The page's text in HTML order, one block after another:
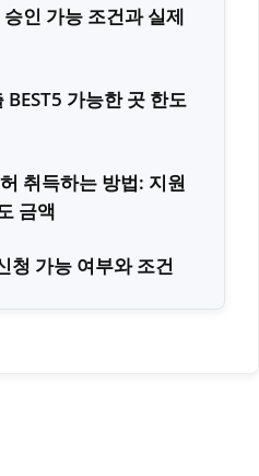
인 가능 조건과 실제
가능한 곳 한도
취득하는 방법: 지원
금액
청 가능 여부와 조건